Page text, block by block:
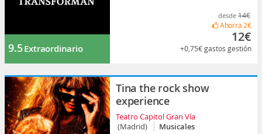
9.5Extraordinario
desde 14€
Ahorra 2€
12€
+0,75€gastos gestión
Tina the rock show
experience
Teatro Capitol Gran Vía
(Madrid)
Musicales